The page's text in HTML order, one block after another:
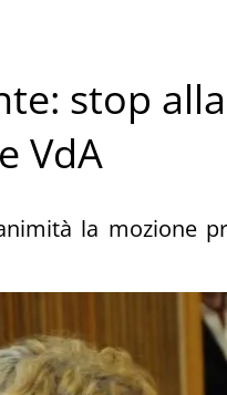
stop
VdA
la mozione